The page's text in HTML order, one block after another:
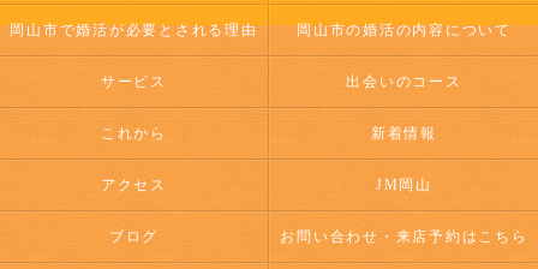
岡山市で婚活が必要とされる理由 岡山市の婚活の内容について
サービス 出会いのコース
これから 新着情報
アクセス JM岡山
ブログ お問い合わせ・来店予約はこちら